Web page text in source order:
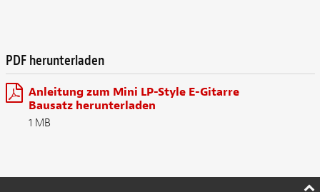
PDF herunterladen
Anleitung zum Mini LP-Style E-Gitarre
Bausatz herunterladen
1 MB